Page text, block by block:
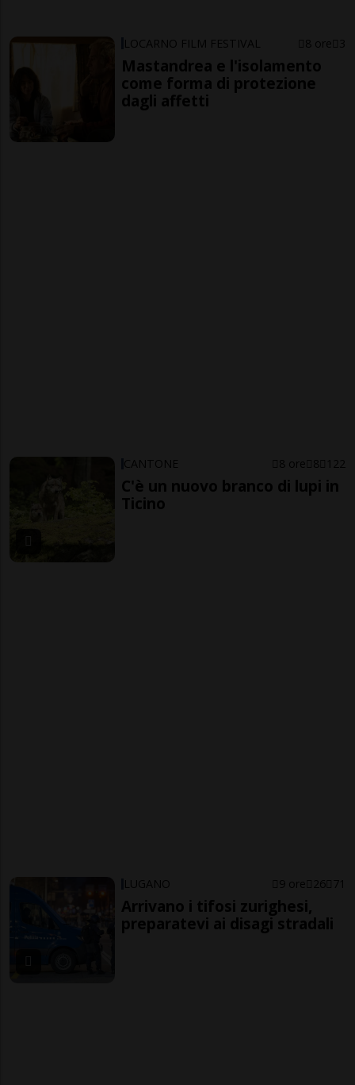
LOCARNO FILM FESTIVAL 8 ore 3
Mastandrea e l'isolamento
come forma di protezione
dagli affetti
CANTONE 8 ore 8 122
C'è un nuovo branco di lupi in
Ticino
LUGANO 9 ore 26 71
Arrivano i tifosi zurighesi,
preparatevi ai disagi stradali